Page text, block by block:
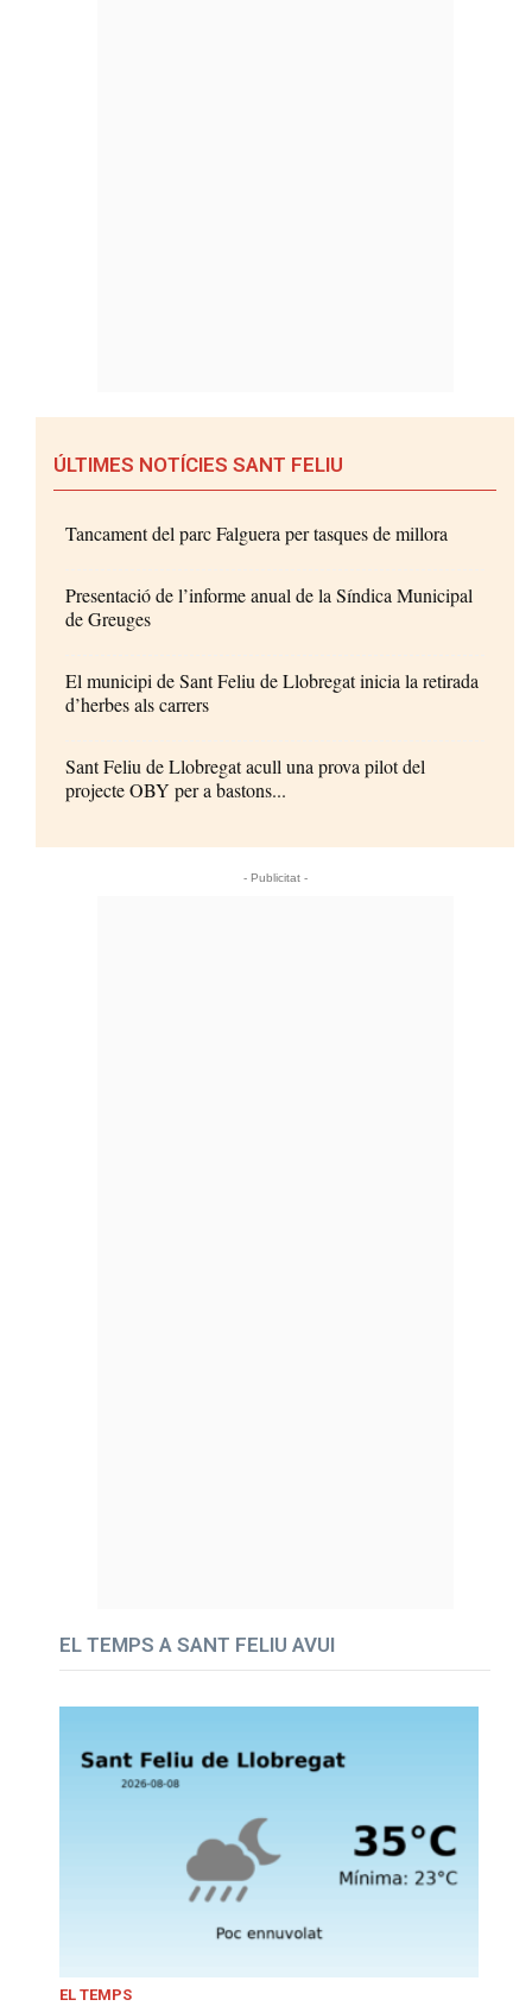
ÚLTIMES NOTÍCIES SANT FELIU
Tancament del parc Falguera per tasques de millora
Presentació de l’informe anual de la Síndica Municipal
de Greuges
El municipi de Sant Feliu de Llobregat inicia la retirada
d’herbes als carrers
Sant Feliu de Llobregat acull una prova pilot del
projecte OBY per a bastons...
- Publicitat -
EL TEMPS A SANT FELIU AVUI
EL TEMPS